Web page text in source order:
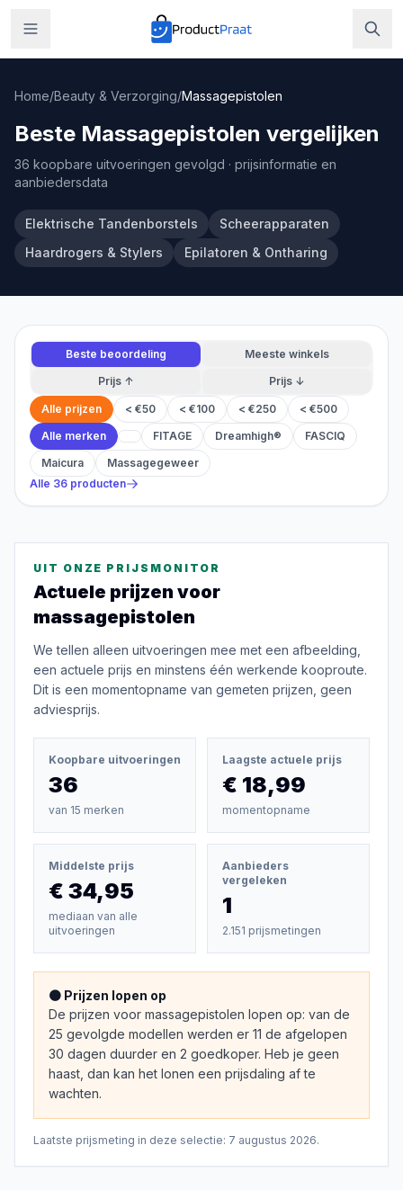
Home/Beauty & Verzorging/Massagepistolen
Beste Massagepistolen vergelijken
36 koopbare uitvoeringen gevolgd · prijsinformatie en
aanbiedersdata
Elektrische Tandenborstels
Scheerapparaten
Haardrogers & Stylers
Epilatoren & Ontharing
Beste beoordeling
Meeste winkels
Prijs ↑
Prijs ↓
Alle prijzen < €50 < €100 < €250
< €500
Alle merken
FITAGE Dreamhigh®
FASCIQ
Maicura
Massagegeweer
Alle 36 producten
UIT ONZE PRIJSMONITOR
Actuele prijzen voor
massagepistolen
We tellen alleen uitvoeringen mee met een afbeelding,
een actuele prijs en minstens één werkende kooproute.
Dit is een momentopname van gemeten prijzen, geen
adviesprijs.
Koopbare uitvoeringen
36
van 15 merken
Laagste actuele prijs
€ 18,99
momentopname
Middelste prijs
€ 34,95
mediaan van alle
uitvoeringen
Aanbieders
vergeleken
1
2.151 prijsmetingen
🟠 Prijzen lopen op
De prijzen voor massagepistolen lopen op: van de
25 gevolgde modellen werden er 11 de afgelopen
30 dagen duurder en 2 goedkoper. Heb je geen
haast, dan kan het lonen een prijsdaling af te
wachten.
Laatste prijsmeting in deze selectie: 7 augustus 2026.